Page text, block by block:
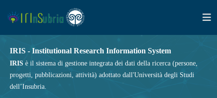
IRIS - Institutional Research Information System
IRIS è il sistema di gestione integrata dei dati della ricerca (persone,
progetti, pubblicazioni, attività) adottato dall'Università degli Studi
dell’Insubria.